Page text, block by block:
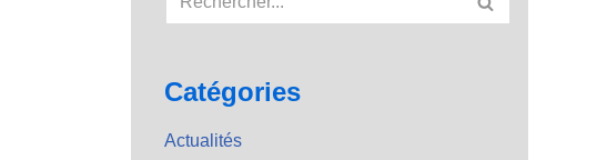
Catégories
Actualités